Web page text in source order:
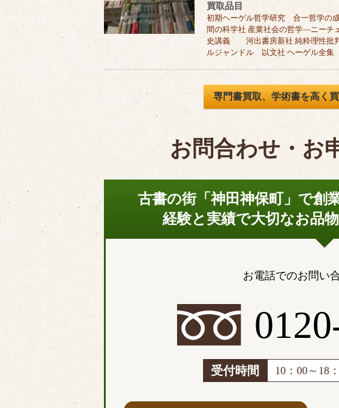
買取品目
初期ヘーゲル哲学研究 合一哲学
間の科学社 産業社会の哲学―ニー
史講義 河出書房新社 純粋理性
ルジャンドル 以文社 ヘーゲル全
専門書買取、学術書を高く
お問合わせ・お
古書の街「神田神保町」で創
経験と実績で大切なお品
お電話でのお問い
受付時間 10：00～18